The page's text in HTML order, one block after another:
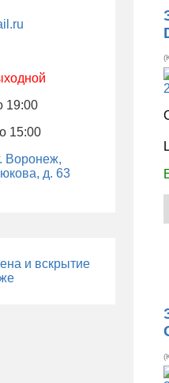
19:00
15:00
Воронеж,
д. 63